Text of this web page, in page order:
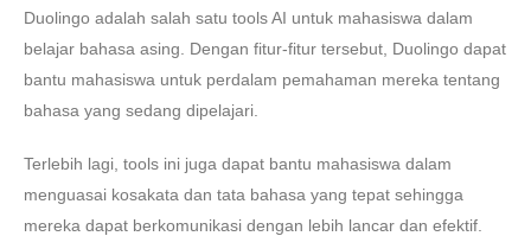
Duolingo adalah salah satu tools AI untuk mahasiswa dalam
belajar bahasa asing. Dengan fitur-fitur tersebut, Duolingo dapat
bantu mahasiswa untuk perdalam pemahaman mereka tentang
bahasa yang sedang dipelajari.
Terlebih lagi, tools ini juga dapat bantu mahasiswa dalam
menguasai kosakata dan tata bahasa yang tepat sehingga
mereka dapat berkomunikasi dengan lebih lancar dan efektif.